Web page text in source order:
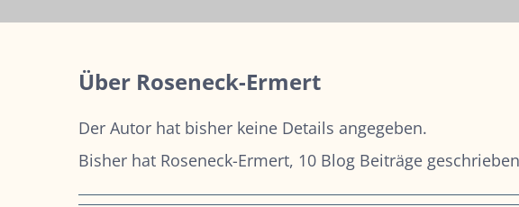
Über Roseneck-Ermert
Der Autor hat bisher keine Details angegeben.
Bisher hat Roseneck-Ermert, 10 Blog Beiträge